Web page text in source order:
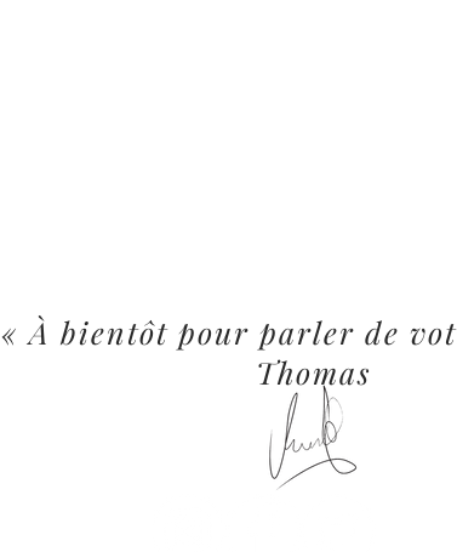
« À bientôt pour parler de
Thomas